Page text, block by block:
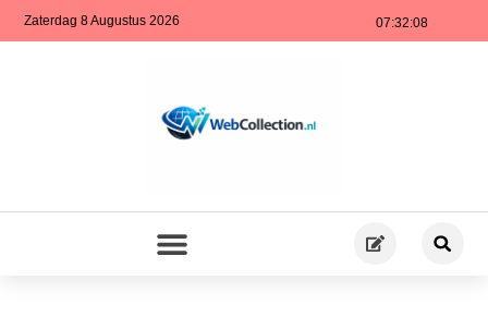
07:32:09
Zaterdag 8 Augustus 2026